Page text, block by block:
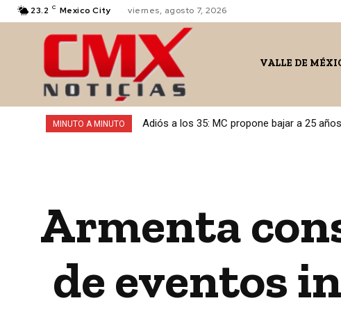
23.2 C Mexico City viernes, agosto 7, 2026
VALLE DE
MINUTO A MINUTO Adiós a los 35: MC propone bajar a 25
Armenta
de eventos